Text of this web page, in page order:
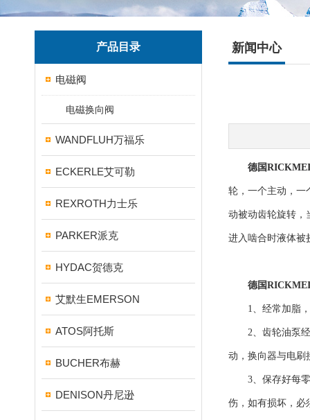
产品目录
电磁阀
电磁换向阀
WANDFLUH万福乐
ECKERLE艾可勒
REXROTH力士乐
PARKER派克
HYDAC贺德克
艾默生EMERSON
ATOS阿托斯
BUCHER布赫
DENISON丹尼逊
新闻中心
德国
轮，一个主动，一
动被动齿轮旋转，
进入啮合时液体被
德国
1、经常加脂，
2、齿轮油泵经
动，换向器与电刷
3、保存好每零
伤，如有损坏，必